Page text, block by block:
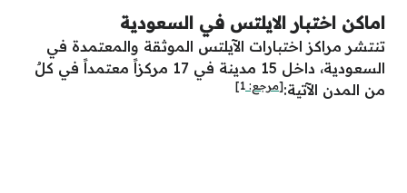
اماكن اختبار الايلتس في السعودية
تنتشر مراكز اختبارات الآيلتس الموثقة والمعتمدة في
السعودية، داخل 15 مدينة في 17 مركزاً معتمداً في كلٌ
من المدن الآتية:[مرجع: 1
]